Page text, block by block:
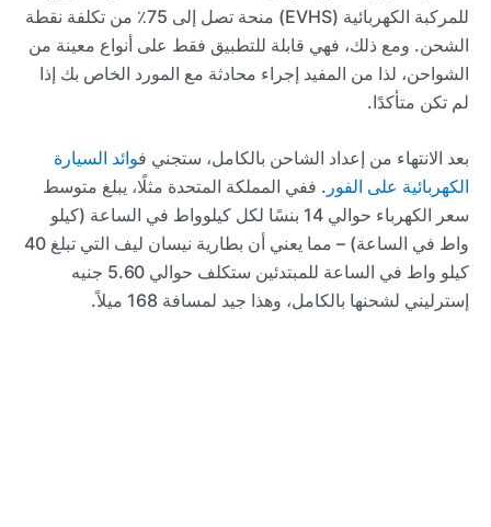
للمركبة الكهربائية (EVHS) منحة تصل إلى 75٪ من تكلفة نقطة
الشحن. ومع ذلك، فهي قابلة للتطبيق فقط على أنواع معينة من
الشواحن، لذا من المفيد إجراء محادثة مع المورد الخاص بك إذا
لم تكن متأكدًا.
بعد الانتهاء من إعداد الشاحن بالكامل، ستجني فوائد السيارة
الكهربائية على الفور . ففي المملكة المتحدة مثلًا، يبلغ متوسط ​​
سعر الكهرباء حوالي 14 بنسًا لكل كيلوواط في الساعة (كيلو
واط في الساعة) – مما يعني أن بطارية نيسان ليف التي تبلغ 40
كيلو واط في الساعة للمبتدئين ستكلف حوالي 5.60 جنيه
إسترليني لشحنها بالكامل، وهذا جيد لمسافة 168 ميلاً.